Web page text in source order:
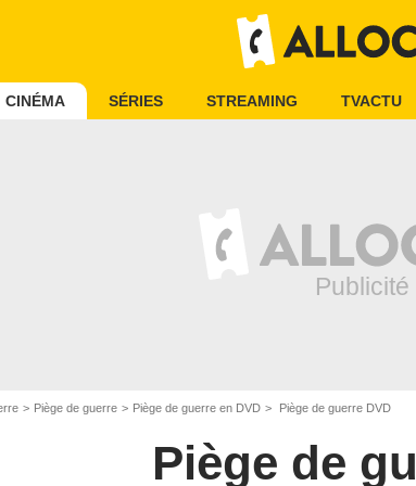
CINÉMA SÉRIES STREAMING TVACTU
Piège de guerre Piège de guerre en DVD Piège de guerre DVD
Piège de